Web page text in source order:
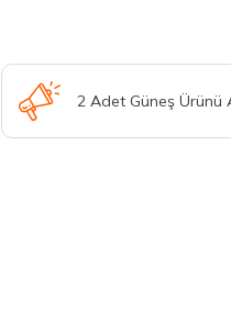
2 Adet Güneş Ürünü